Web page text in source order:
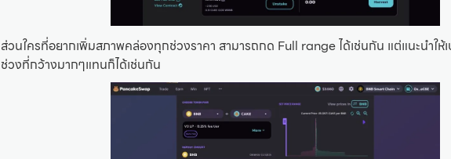
ส่วนใครที่อยากเพิ่มสภาพคล่องทุกช่วงราคา สามารถกด Full range ได้เช่นกัน แต่แนะนำให้
ช่วงที่กว้างมากๆแทนก็ได้เช่นกัน